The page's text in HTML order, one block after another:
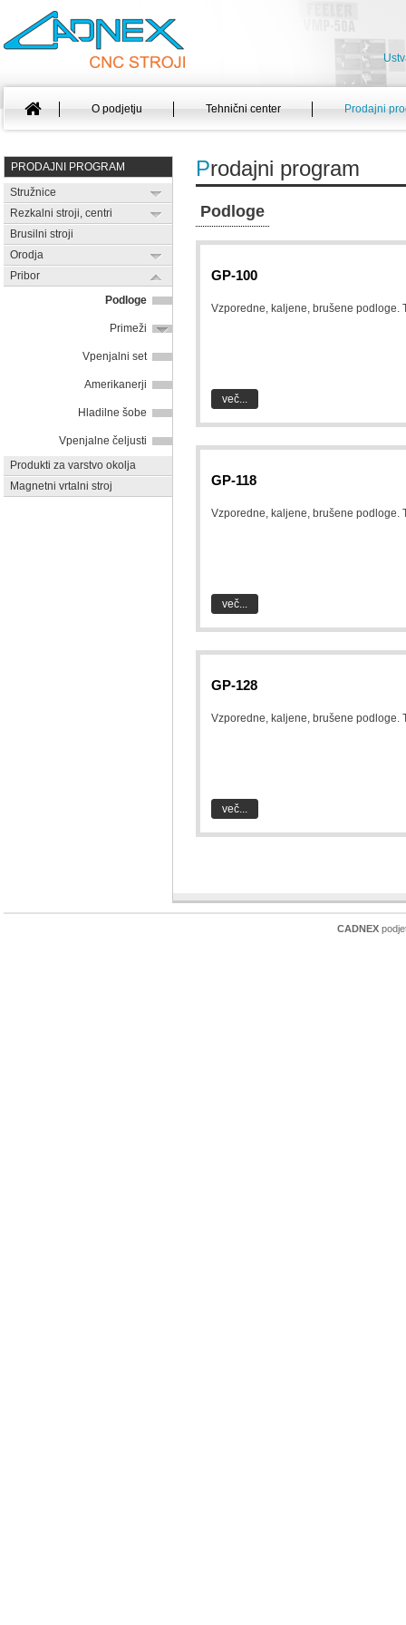
O podjetju Tehnični center Prodajni
PRODAJNI PROGRAM
Stružnice
Rezkalni stroji, centri
Brusilni stroji
Orodja
Pribor
Podloge
Primeži
Vpenjalni set
Amerikanerji
Hladilne šobe
Vpenjalne čeljusti
Produkti za varstvo okolja
Magnetni vrtalni stroj
Prodajni program
Podloge
GP-100
Vzporedne, kaljene, brušene podloge.
več...
GP-118
Vzporedne, kaljene, brušene podloge.
več...
GP-128
Vzporedne, kaljene, brušene podloge.
več...
CADNEX